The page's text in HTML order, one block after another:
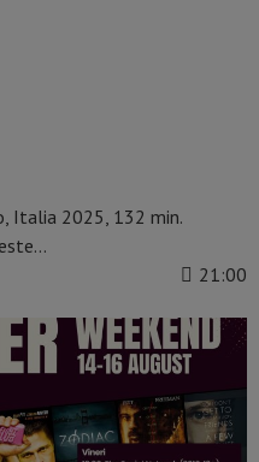
Italia 2025, 132 min.
21:00